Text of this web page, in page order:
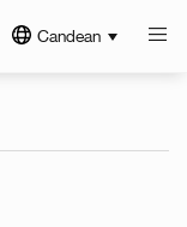
Candean